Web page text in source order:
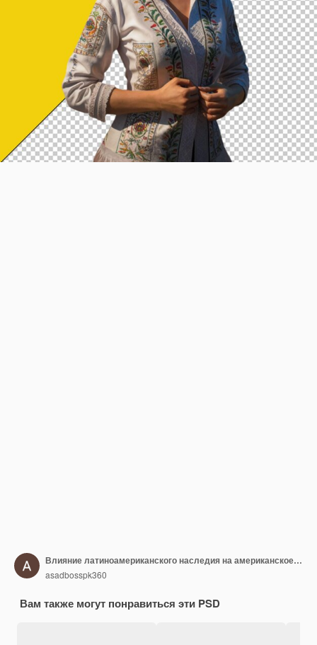
Влияние латиноамериканского наследия на американское общество
asadbosspk360
Вам также могут понравиться эти PSD